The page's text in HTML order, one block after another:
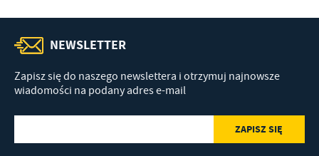
NEWSLETTER
Zapisz się do naszego newslettera i otrzymuj najnowsze
wiadomości na podany adres e-mail